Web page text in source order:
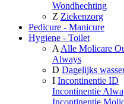
Wondhechting
Z Ziekenzorg
Pedicure - Manicure
Hygiene - Toilet
A Alle Molicare
Always
D Dagelijks
I Incontinentie ID
Incontinentie